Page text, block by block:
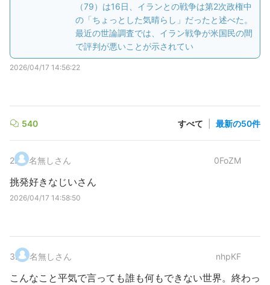
（79）は16日、イランとの戦争は第2次政権中
の「ちょっとした気晴らし」だったと述べた。
最近の世論調査では、イラン戦争が米国民の間
で評判が悪いことが示されてい
2026/04/17 14:56:22
540 すべて 最新の50件
2. 名無しさん 0FoZM
挑発好きなじいさん
2026/04/17 14:58:50
3. 名無しさん nhpKF
こんなこと平気で言っても誰も何もできない世界。終わっ